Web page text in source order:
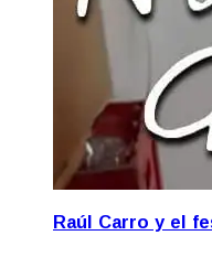
Raúl Carro y el